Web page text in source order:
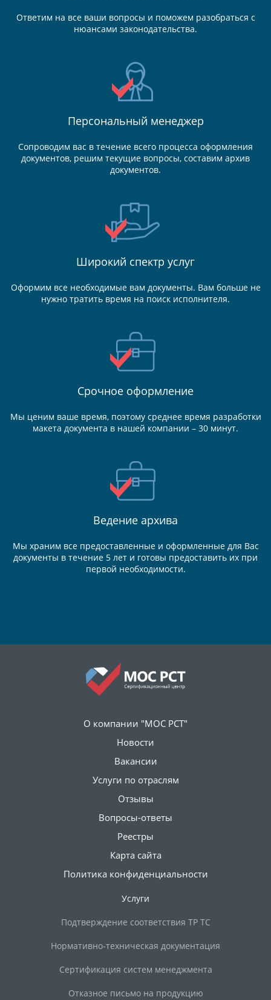
Ответим на все ваши вопросы и поможем разобраться с
нюансами законодательства.
Персональный менеджер
Сопроводим вас в течение всего процесса оформления
документов, решим текущие вопросы, составим архив
документов.
Широкий спектр услуг
Оформим все необходимые вам документы. Вам больше не
нужно тратить время на поиск исполнителя.
Срочное оформление
Мы ценим ваше время, поэтому среднее время разработки
макета документа в нашей компании – 30 минут.
Ведение архива
Мы храним все предоставленные и оформленные для Вас
документы в течение 5 лет и готовы предоставить их при
первой необходимости.
О компании "МОС РСТ"
Новости
Вакансии
Услуги по отраслям
Отзывы
Вопросы-ответы
Реестры
Карта сайта
Политика конфиденциальности
Услуги
Подтверждение соответствия ТР ТС
Нормативно-техническая документация
Сертификация систем менеджмента
Отказное письмо на продукцию